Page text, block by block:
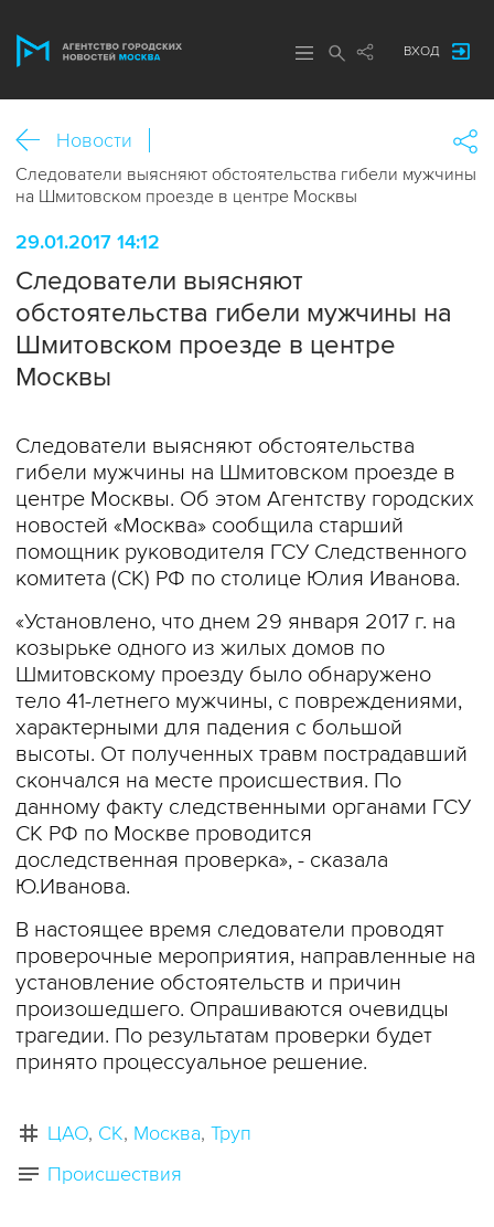
ВХОД
Новости
Следователи выясняют обстоятельства гибели мужчины
на Шмитовском проезде в центре Москвы
29.01.2017 14:12
Следователи выясняют
обстоятельства гибели мужчины на
Шмитовском проезде в центре
Москвы
Следователи выясняют обстоятельства
гибели мужчины на Шмитовском проезде в
центре Москвы. Об этом Агентству городских
новостей «Москва» сообщила старший
помощник руководителя ГСУ Следственного
комитета (СК) РФ по столице Юлия Иванова.
«Установлено, что днем 29 января 2017 г. на
козырьке одного из жилых домов по
Шмитовскому проезду было обнаружено
тело 41-летнего мужчины, с повреждениями,
характерными для падения с большой
высоты. От полученных травм пострадавший
скончался на месте происшествия. По
данному факту следственными органами ГСУ
СК РФ по Москве проводится
доследственная проверка», - сказала
Ю.Иванова.
В настоящее время следователи проводят
проверочные мероприятия, направленные на
установление обстоятельств и причин
произошедшего. Опрашиваются очевидцы
трагедии. По результатам проверки будет
принято процессуальное решение.
ЦАО СК Москва Труп
Происшествия